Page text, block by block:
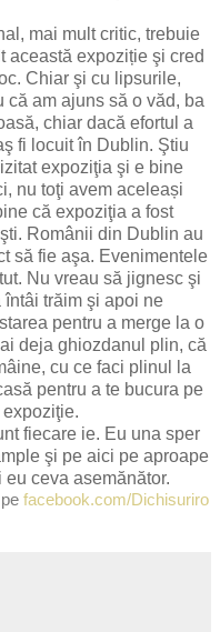
mai mult critic, trebuie
această expoziție şi cred
Chiar şi cu lipsurile,
că am ajuns să o văd, ba
chiar dacă efortul a
fi locuit în Dublin. Ştiu
expoziţia şi e bine
nu toţi avem aceleași
că expoziţia a fost
Românii din Dublin au
să fie aşa. Evenimentele
Nu vreau să jignesc şi
trăim şi apoi ne
pentru a merge la o
deja ghiozdanul plin, că
cu ce faci plinul la
pentru a te bucura pe
fiecare ie. Eu una sper
şi pe aici pe aproape
ceva asemănător.
facebook.com/Dichisuriro